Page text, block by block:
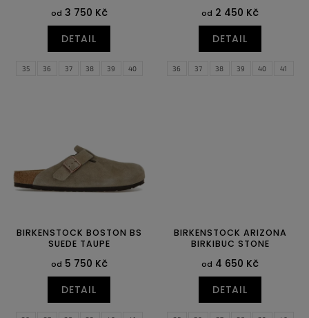
od 3 750 Kč
DETAIL
35 36 37 38 39
40
od 2 450 Kč
DETAIL
36 37 38 39 40
41
BIRKENSTOCK BOSTON BS
SUEDE TAUPE
od 5 750 Kč
DETAIL
BIRKENSTOCK ARIZONA
BIRKIBUC STONE
od 4 650 Kč
DETAIL